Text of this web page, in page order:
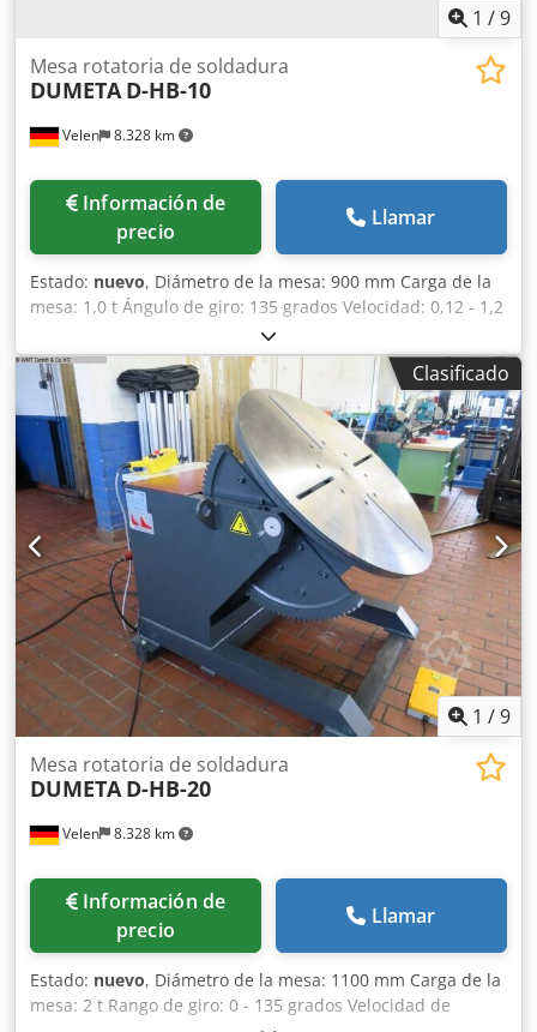
1 /9
Velen 8.328 km
Mesa rotatoria de soldadura
DUMETA D-HB-10
Información de
precio
Llamar
Estado: nuevo, Diámetro de la mesa: 900 mm Carga de la
mesa: 1,0 t Ángulo de giro: 135 grados Velocidad: 0,12 - 1,2
rpm Altura de la mesa giratoria: 820 mm Corriente de
soldadura: 500 amperios Consumo total de energía: 0,75 +
0,55 kW Peso de la máquina: aproximadamente 1,1 t
Espacio requerido: aproximadamente 1,5 x 1,0 x 0,9 m •
Transmisión autobloqueante, por lo que no hay
movimiento previo ni posterior en caso de carga
excéntrica. • Componentes electrónicos de Schneider,
Siemens y Delta. • Velocidad variable controlada por
frecuencia de la mesa giratoria. • Alta estabilidad gracias a
la robusta construcción. Dcsdpofv Axxsfx Am Aek •
Transmisión de la corriente de soldadura. • Certificado CE.
• Excelente relación calidad-precio. • La serie D-HBE se
suministra en su versión estándar con un mando a
distancia por cable y con un pedal.
Clasificado
1 /9
Velen 8.328 km
Mesa rotatoria de soldadura
DUMETA D-HB-20
Información de
precio
Llamar
Estado: nuevo, Diámetro de la mesa: 1100 mm Carga de la
mesa: 2 t Rango de giro: 0 - 135 grados Velocidad de